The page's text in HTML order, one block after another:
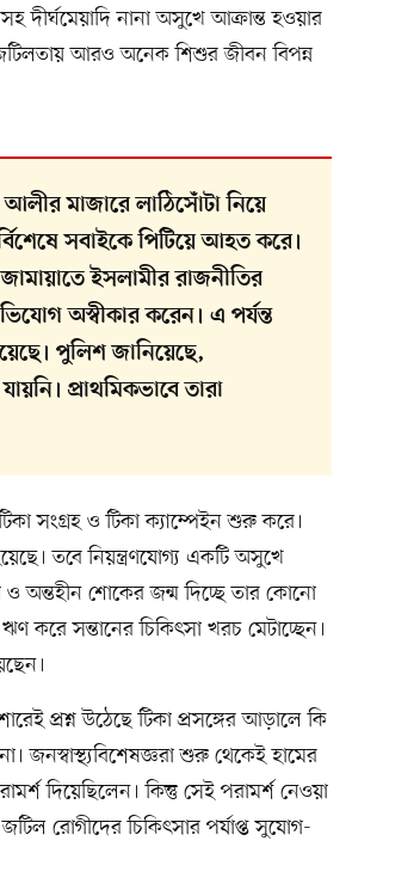
দীর্ঘমেয়াদি নানা অসুখে আক্রান্ত হওয়ার
আরও অনেক শিশুর জীবন বিপন্ন
মাজারে লাঠিসোঁটা নিয়ে
সবাইকে পিটিয়ে আহত করে।
ইসলামীর রাজনীতির
অস্বীকার করেন। এ পর্যন্ত
পুলিশ জানিয়েছে,
প্রাথমিকভাবে তারা
সংগ্রহ ও টিকা ক্যাম্পেইন শুরু করে।
তবে নিয়ন্ত্রণযোগ্য একটি অসুখে
অন্তহীন শোকের জন্ম দিচ্ছে তার কোনো
করে সন্তানের চিকিৎসা খরচ মেটাচ্ছেন।
প্রশ্ন উঠেছে টিকা প্রসঙ্গের আড়ালে কি
জনস্বাস্থ্যবিশেষজ্ঞরা শুরু থেকেই হামের
দিয়েছিলেন। কিন্তু সেই পরামর্শ নেওয়া
রোগীদের চিকিৎসার পর্যাপ্ত সুযোগ-